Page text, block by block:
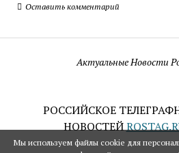
Оставить комментарий
Актуальные Новости
РОССИЙСКОЕ
НОВОСТЕЙ
Мы используем файлы cookie для